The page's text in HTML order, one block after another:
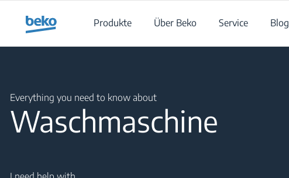
Produkte
Über Beko Service Blog
Everything you need to know about
Waschmaschine